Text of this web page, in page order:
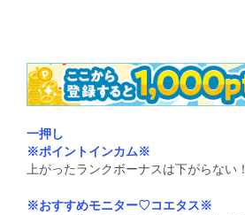
一押し
※ポイントインカム※
上がったランクボーナスは下がらない！
※おすすめモニター♡コエタス※